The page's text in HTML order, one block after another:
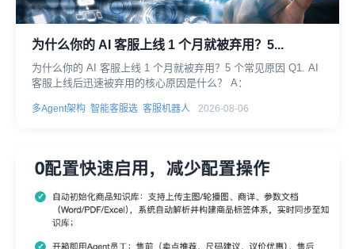
为什么你的 AI 客服上线 1 个月就被弃用？5...
为什么你的 AI 客服上线 1 个月就被弃用？5 个常见原因 Q1. AI
客服上线后迅速被弃用的核心原因是什么？ A：
多Agent架构 智能客服选 客服机器人 2026-08-06